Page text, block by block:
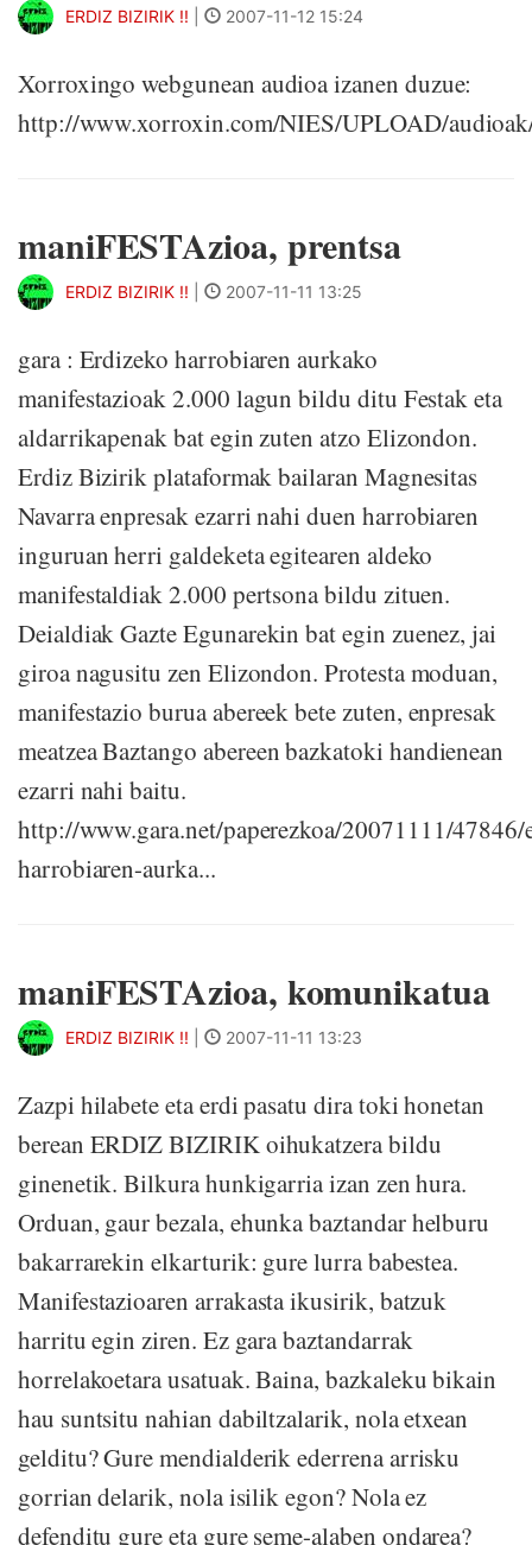
ERDIZ BIZIRIK !! 2007-11-12 15:24
Xorroxingo webgunean audioa izanen duzue:
http://www.xorroxin.com/NIES/UPLOAD/
maniFESTAzioa, prentsa
ERDIZ BIZIRIK !! 2007-11-11 13:25
gara : Erdizeko harrobiaren aurkako
manifestazioak 2.000 lagun bildu ditu Festak eta
aldarrikapenak bat egin zuten atzo Elizondon.
Erdiz Bizirik plataformak bailaran Magnesitas
Navarra enpresak ezarri nahi duen harrobiaren
inguruan herri galdeketa egitearen aldeko
manifestaldiak 2.000 pertsona bildu zituen.
Deialdiak Gazte Egunarekin bat egin zuenez, jai
giroa nagusitu zen Elizondon. Protesta moduan,
manifestazio burua abereek bete zuten, enpresak
meatzea Baztango abereen bazkatoki handienean
ezarri nahi baitu.
http://www.gara.net/paperezkoa/20071111/
harrobiaren-aurka...
maniFESTAzioa, komunikatua
ERDIZ BIZIRIK !! 2007-11-11 13:23
Zazpi hilabete eta erdi pasatu dira toki honetan
berean ERDIZ BIZIRIK oihukatzera bildu
ginenetik. Bilkura hunkigarria izan zen hura.
Orduan, gaur bezala, ehunka baztandar helburu
bakarrarekin elkarturik: gure lurra babestea.
Manifestazioaren arrakasta ikusirik, batzuk
harritu egin ziren. Ez gara baztandarrak
horrelakoetara usatuak. Baina, bazkaleku bikain
hau suntsitu nahian dabiltzalarik, nola etxean
gelditu? Gure mendialderik ederrena arrisku
gorrian delarik, nola isilik egon? Nola ez
defenditu gure eta gure seme-alaben ondarea?